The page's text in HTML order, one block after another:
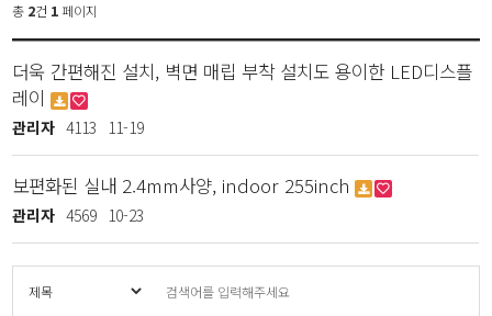
총 2건 1 페이지
더욱 간편해진 설치, 벽면 매립 부착 설치도 용이한 LED디스플
레이
관리자 4113 11-19
보편화된 실내 2.4mm사양, indoor 255inch
관리자 4569 10-23